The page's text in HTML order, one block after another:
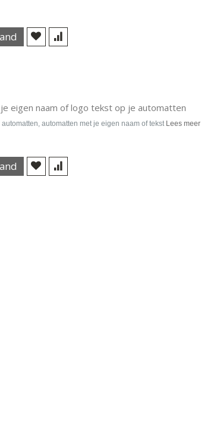
eigen naam of logo tekst op je automatten
automatten met je eigen naam of tekst Lees meer